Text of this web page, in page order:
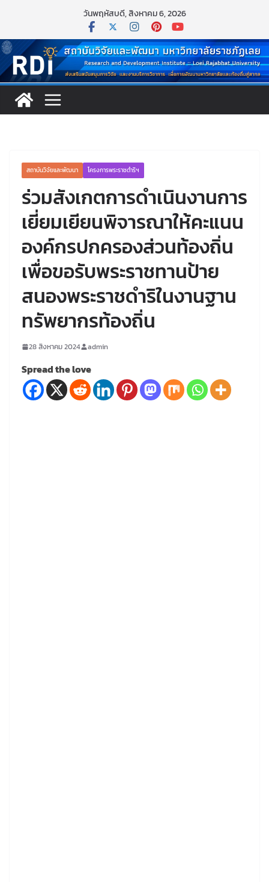
content
วันพฤหัสบดี, สิงหาคม 6, 2026
สถาบันวิจัยและพัฒนา โครงการพระราชดำริฯ
ร่วมสังเกตการดำเนินงานการ
เยี่ยมเยียนพิจารณาให้คะแนน
องค์กรปกครองส่วนท้องถิ่น
เพื่อขอรับพระราชทานป้าย
สนองพระราชดำริในงานฐาน
ทรัพยากรท้องถิ่น
28 สิงหาคม 2024 admin
Spread the love